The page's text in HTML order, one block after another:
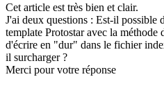
Cet article est très bien et clair.
J'ai deux questions : Est-il possible
template Protostar avec la méthode
d'écrire en "dur" dans le fichier
il surcharger ?
Merci pour votre réponse